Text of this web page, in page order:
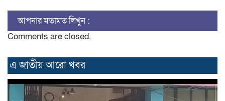
আপনার মতামত লিখুন :
Comments are closed.
এ জাতীয় আরো ‍খবর